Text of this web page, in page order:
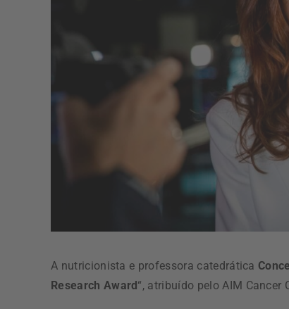
A nutricionista e professora catedrática
Research Award“, atribuído pelo AIM Cancer